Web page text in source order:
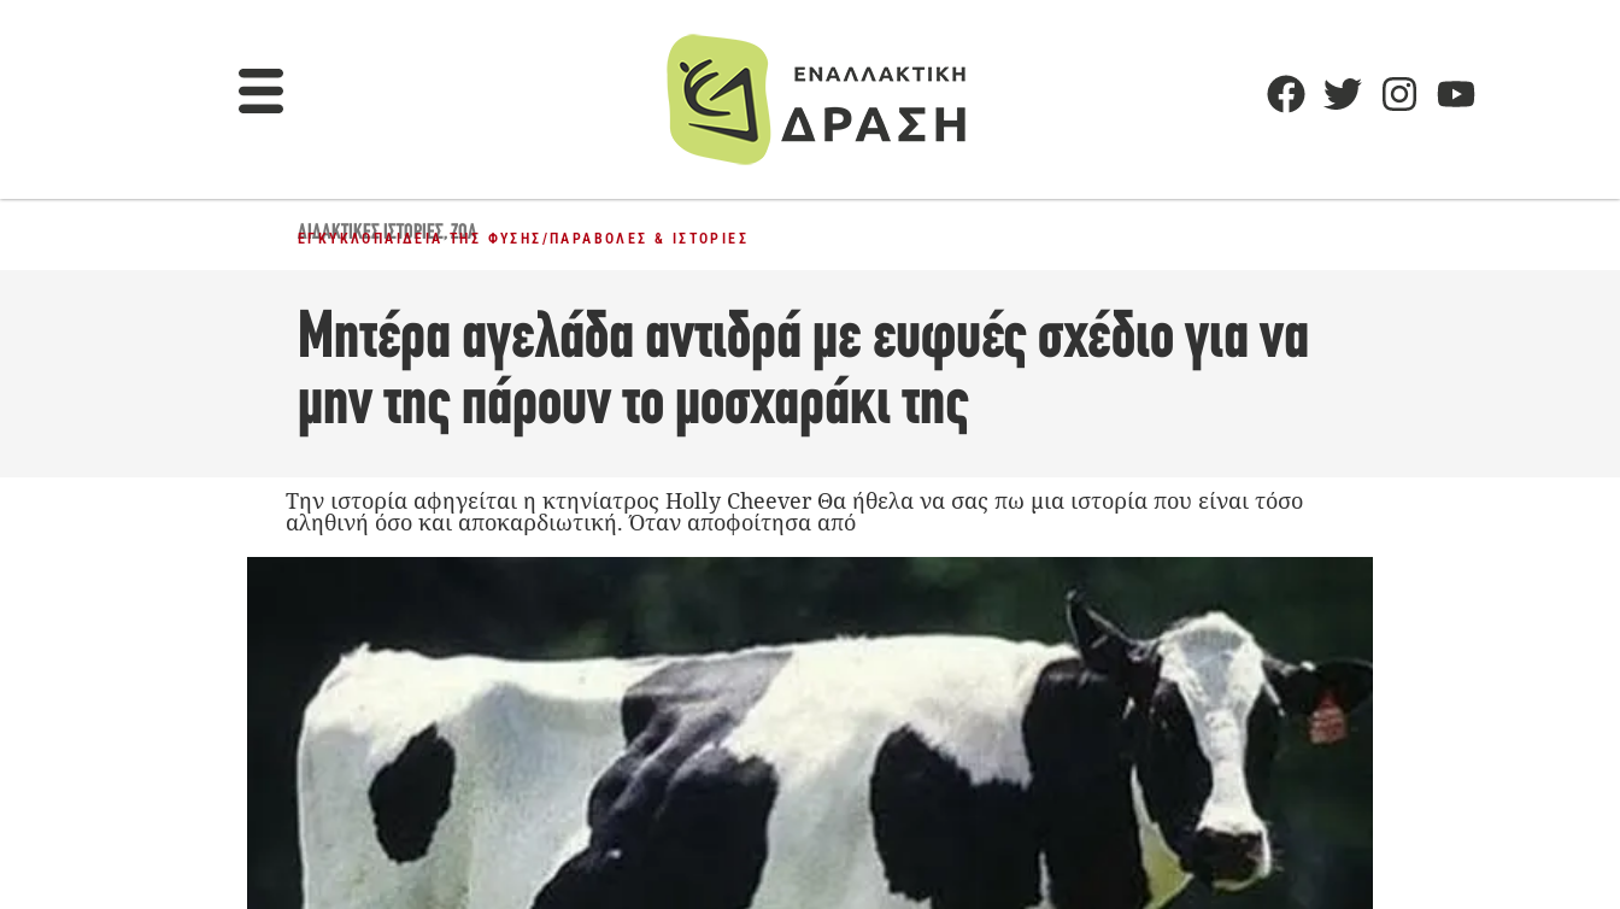
ΔΙΔΑΚΤΙΚΈΣ ΙΣΤΟΡΊΕΣ,ΖΏΑ
ΕΓΚΥΚΛΟΠΑΊΔΕΙΑ ΤΗΣ ΦΎΣΗΣ / ΠΑΡΑΒΟΛΈΣ & ΙΣΤΟΡΊΕΣ
Μητέρα αγελάδα αντιδρά με ευφυές σχέδιο για να
μην της πάρουν το μοσχαράκι της
Την ιστορία αφηγείται η κτηνίατρος Holly Cheever Θα ήθελα να σας πω μια ιστορία που είναι τόσο
αληθινή όσο και αποκαρδιωτική. Όταν αποφοίτησα από